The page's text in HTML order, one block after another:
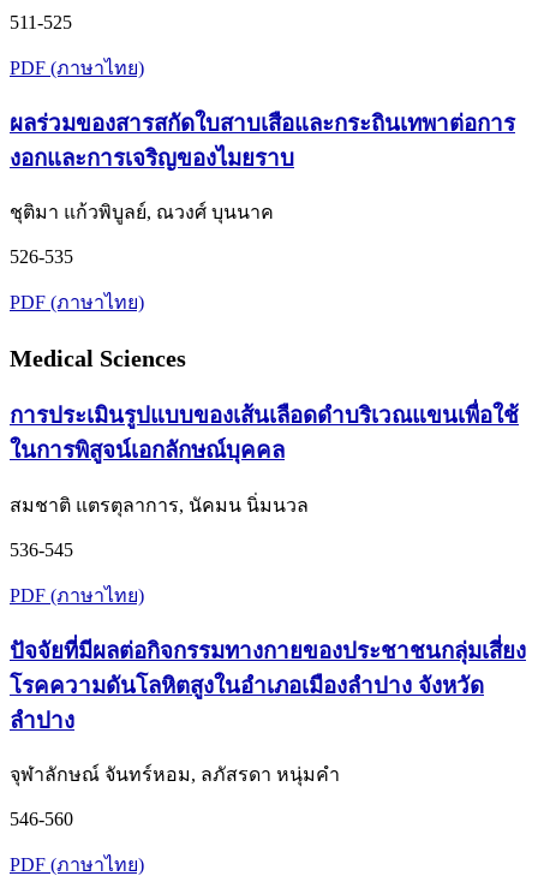
511-525
PDF (ภาษาไทย)
ผลร่วมของสารสกัดใบสาบเสือและกระถินเทพาต่อการ
งอกและการเจริญของไมยราบ
ชุติมา แก้วพิบูลย์, ณวงศ์ บุนนาค
526-535
PDF (ภาษาไทย)
Medical Sciences
การประเมินรูปแบบของเส้นเลือดดำบริเวณแขนเพื่อใช้
ในการพิสูจน์เอกลักษณ์บุคคล
สมชาติ แตรตุลาการ, นัคมน นิ่มนวล
536-545
PDF (ภาษาไทย)
ปัจจัยที่มีผลต่อกิจกรรมทางกายของประชาชนกลุ่มเสี่ยง
โรคความดันโลหิตสูงในอำเภอเมืองลำปาง จังหวัด
ลำปาง
จุฬาลักษณ์ จันทร์หอม, ลภัสรดา หนุ่มคำ
546-560
PDF (ภาษาไทย)